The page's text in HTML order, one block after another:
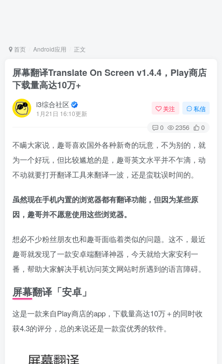
首页 Android应用 正文
屏幕翻译Translate On Screen v1.4.4，Play商店
下载量高达10万+
i3综合社区
1月21日 16:10更新
关注 私信
0 2356 0
不瞒大家说，趣哥喜欢国外各种新奇的玩意，不为别的，就
为一个好玩，但比较尴尬的是，趣哥英文水平并不乍滴，动
不动就要打开翻译工具来翻译一波，还是蛮耽误时间的。
虽然现在手机内置的浏览器都有翻译功能，但因为某些原
因，趣哥并不愿意使用这些浏览器。
想必不少粉丝朋友也和趣哥面临着类似的问题。这不，最近
趣哥就发现了一款安卓端翻译神器，今天就给大家安利一
番，帮助大家解决手机访问英文网站时所遇到的语言障碍。
屏幕翻译「安卓」
这是一款来自Play商店的app，下载量高达10万＋的同时收
获4.3的评分，总的来说还是一款蛮优秀的软件。